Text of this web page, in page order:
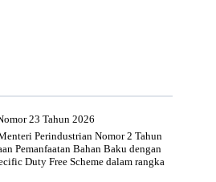
23 Tahun 2026
Perindustrian Nomor 2 Tahun
Pemanfaatan Bahan Baku dengan
Duty Free Scheme dalam rangka